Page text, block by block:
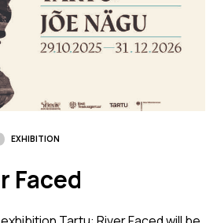
EXHIBITION
Faced